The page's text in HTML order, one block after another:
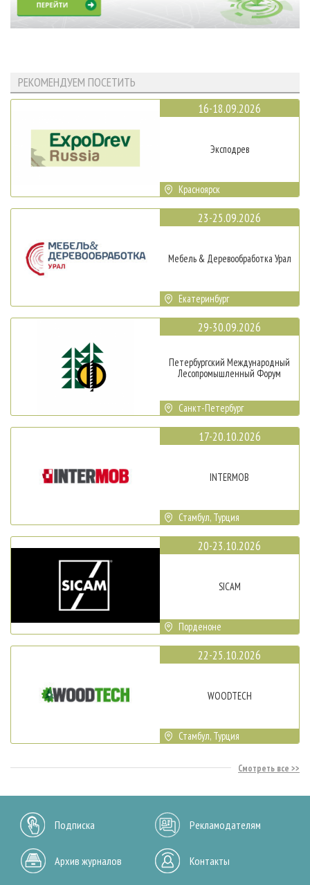
РЕКОМЕНДУЕМ ПОСЕТИТЬ
16-18.09.2026
Эксподрев
Красноярск
23-25.09.2026
Мебель & Деревообработка Урал
Екатеринбург
29-30.09.2026
Петербургский Международный
Лесопромышленный Форум
Санкт-Петербург
17-20.10.2026
INTERMOB
Стамбул, Турция
20-23.10.2026
SICAM
Порденоне
22-25.10.2026
WOODTECH
Стамбул, Турция
Смотреть все
Подписка Рекламодателям
Архив журналов Контакты